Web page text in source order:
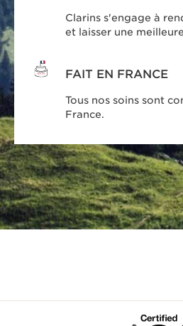
Clarins s'engage à
et laisser une
FAIT EN FRANCE
Tous nos soins sont
France.